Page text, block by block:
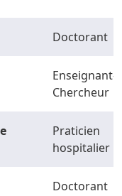
Doctorant
Enseignant-
Chercheur
Praticien
hospitalier
Doctorant